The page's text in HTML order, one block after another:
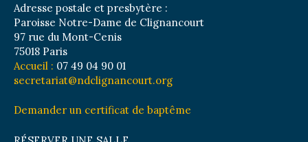
Adresse postale et presbytère :
Paroisse Notre-Dame de Clignancourt
97 rue du Mont-Cenis
75018 Paris
Accueil : 07 49 04 90 01
secretariat@ndclignancourt.org
Demander un certificat de baptême